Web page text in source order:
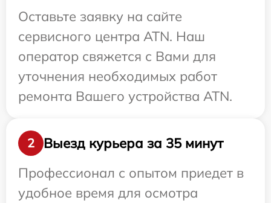
Оставьте заявку на сайте
сервисного центра ATN. Наш
оператор свяжется с Вами для
уточнения необходимых работ
ремонта Вашего устройства ATN.
2
Выезд курьера за 35 минут
Профессионал с опытом приедет в
удобное время для осмотра